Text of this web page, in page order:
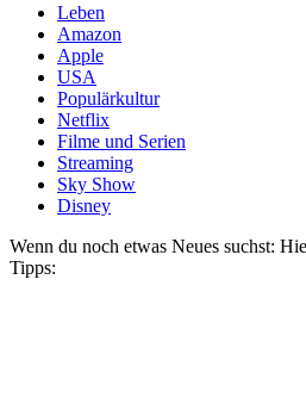
Leben
Amazon
Apple
USA
Populärkultur
Netflix
Filme und Serien
Streaming
Sky Show
Disney
Wenn du noch etwas Neues suchst:
Tipps: